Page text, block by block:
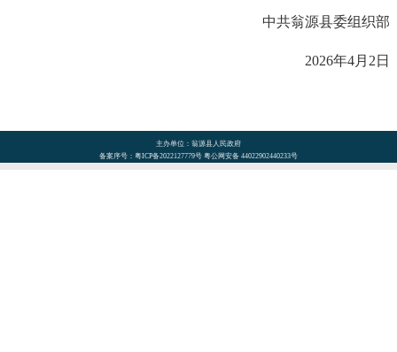
中共翁源县委组织部
2026年4月2日
主办单位：翁源县人民政府
备案序号：粤ICP备2022127779号 粤公网安备 44022902440233号